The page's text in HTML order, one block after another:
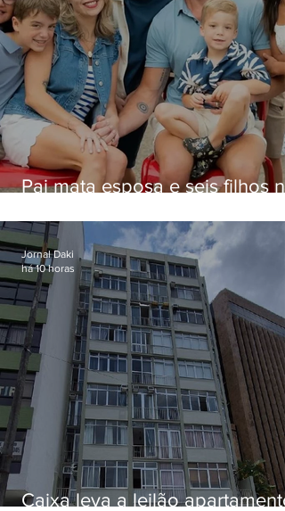
Pai mata esposa e seis filhos
Caixa leva a leilão apartamento
Jornal Daki
há 10 horas